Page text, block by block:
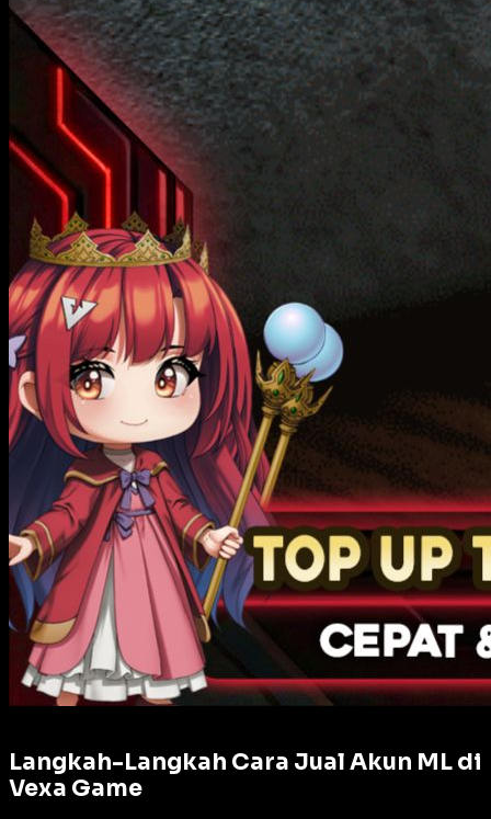
Langkah-Langkah Cara Jual Akun ML di
Vexa Game